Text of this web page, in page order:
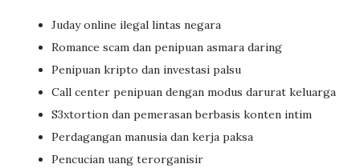
Juday online ilegal lintas negara
Romance scam dan penipuan asmara daring
Penipuan kripto dan investasi palsu
Call center penipuan dengan modus darurat keluarga
S3xtortion dan pemerasan berbasis konten intim
Perdagangan manusia dan kerja paksa
Pencucian uang terorganisir